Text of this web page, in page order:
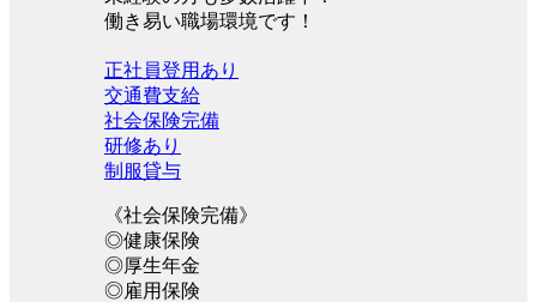
働き易い職場環境です！
正社員登用あり
交通費支給
社会保険完備
研修あり
制服貸与
《社会保険完備》
◎健康保険
◎厚生年金
◎雇用保険